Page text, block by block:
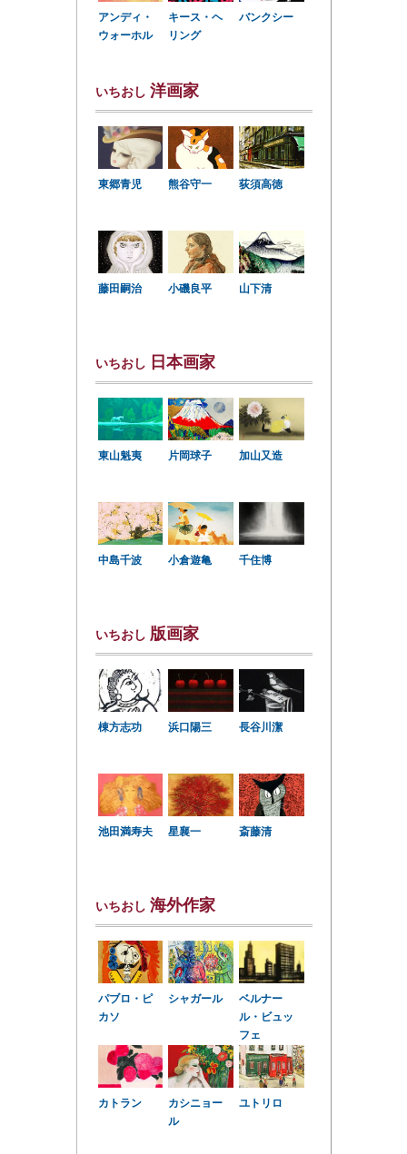
アンディ・
ウォーホル
キース・ヘ
リング
バンクシー
いちおし 洋画家
東郷青児 熊谷守一 荻須高徳
藤田嗣治 小磯良平 山下清
いちおし 日本画家
東山魁夷 片岡球子 加山又造
中島千波 小倉遊亀 千住博
いちおし 版画家
棟方志功 浜口陽三 長谷川潔
池田満寿夫 星襄一 斎藤清
いちおし 海外作家
パブロ・ピ
カソ
シャガール
ベルナー
ル・ビュッ
フェ
カトラン
カシニョー
ル
ユトリロ